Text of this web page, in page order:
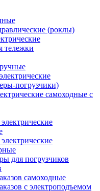
(роклы)
тележки
погрузчики)
самоходные с
для погрузчиков
самоходные
с электроподъемом